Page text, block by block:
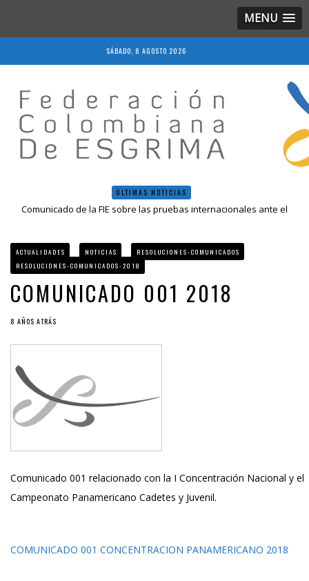
MENU
SÁBADO, 8 AGOSTO 2026
ÚLTIMAS NOTICIAS
Comunicado de la FIE sobre las pruebas internacionales ante el
Resultados LIVE IV Escalafón Nacional Mayores, Cali, Abril 2019
Resolución 027 2019
Epee Grand Prix 2023 – Cali, Colombia
ACTUALIDADES NOTICIAS
RESOLUCIONES-COMUNICADOS
RESOLUCIONES-COMUNICADOS-2018
COMUNICADO 001 2018
8 AÑOS ATRÁS
Comunicado 001 relacionado con la I Concentración Nacional y el
Campeonato Panamericano Cadetes y Juvenil.
COMUNICADO 001 CONCENTRACION PANAMERICANO 2018